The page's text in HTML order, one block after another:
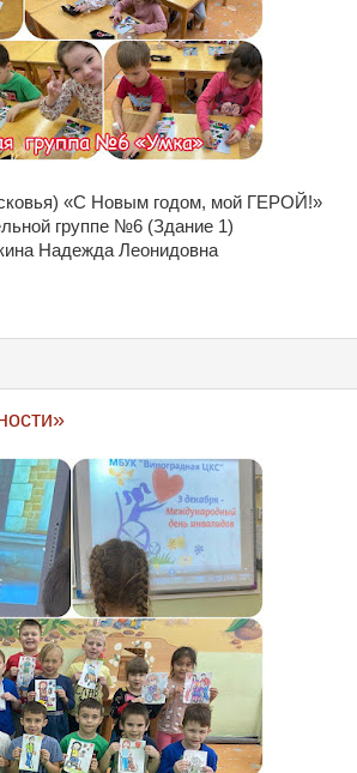
«С Новым годом, мой ГЕРОЙ!»
группе №6 (Здание 1)
Надежда Леонидовна